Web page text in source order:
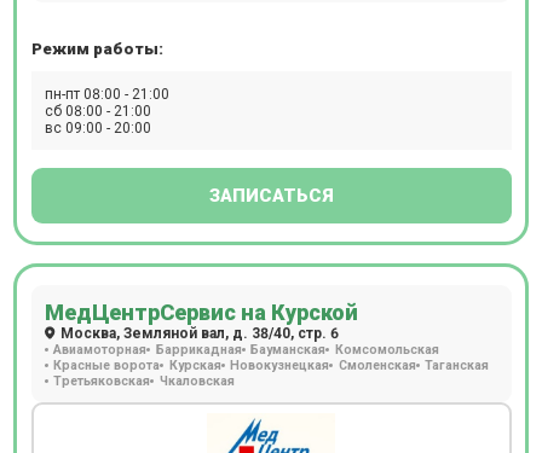
Режим работы:
пн-пт 08:00 - 21:00
сб 08:00 - 21:00
вс 09:00 - 20:00
ЗАПИСАТЬСЯ
МедЦентрСервис на Курской
Москва, Земляной вал, д. 38/40, стр. 6
Авиамоторная Баррикадная Бауманская Комсомольская
Красные ворота Курская Новокузнецкая Смоленская
Таганская
Третьяковская Чкаловская